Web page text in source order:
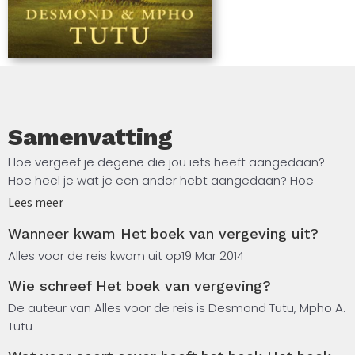
Samenvatting
Hoe vergeef je degene die jou iets heeft aangedaan?
Hoe heel je wat je een ander hebt aangedaan? Hoe
vraag je om vergiffenis en hoe vergeef je uiteindelijk
Vragen waar geen betere leidsman voor is dan Desmond
Tutu. Zij schetsen een viervoudig pad waarin je tot
vergeving kunt komen.
Lees meer
Wanneer kwam Het boek van vergeving uit?
Alles voor de reis kwam uit op19 Mar 2014
Wie schreef Het boek van vergeving?
De auteur van Alles voor de reis is Desmond Tutu, Mpho A.
Tutu